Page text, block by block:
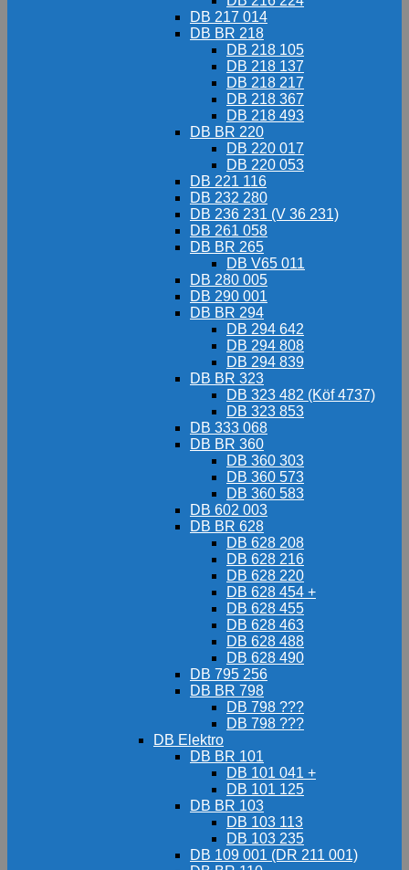
DB 217 014
DB BR 218
DB 218 105
DB 218 137
DB 218 217
DB 218 367
DB 218 493
DB BR 220
DB 220 017
DB 220 053
DB 221 116
DB 232 280
DB 236 231 (V 36 231)
DB 261 058
DB BR 265
DB V65 011
DB 280 005
DB 290 001
DB BR 294
DB 294 642
DB 294 808
DB 294 839
DB BR 323
DB 323 482 (Köf 4737)
DB 323 853
DB 333 068
DB BR 360
DB 360 303
DB 360 573
DB 360 583
DB 602 003
DB BR 628
DB 628 208
DB 628 216
DB 628 220
DB 628 454 +
DB 628 455
DB 628 463
DB 628 488
DB 628 490
DB 795 256
DB BR 798
DB 798 ???
DB 798 ???
DB Elektro
DB BR 101
DB 101 041 +
DB 101 125
DB BR 103
DB 103 113
DB 103 235
DB 109 001 (DR 211 001)